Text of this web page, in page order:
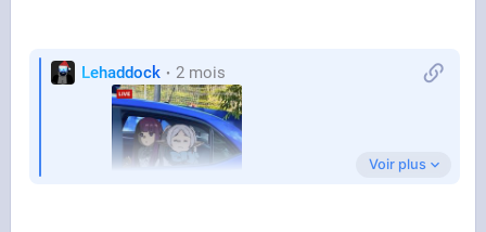
Lehaddock 2 mois
Voir plus